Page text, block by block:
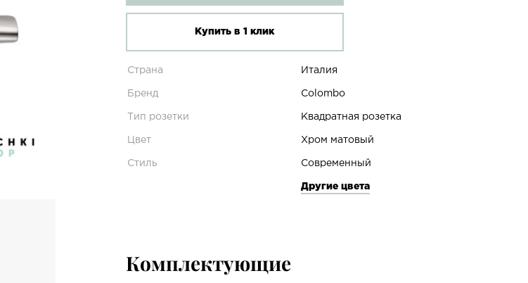
Купить в 1 клик
Страна Италия
Бренд Colombo
Тип розетки Квадратная розетка
Цвет Хром матовый
Стиль Современный
Другие цвета
Комплектующие